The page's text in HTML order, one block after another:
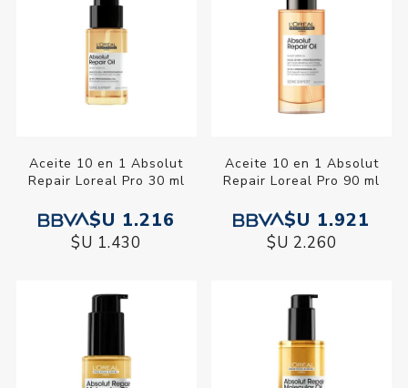
Aceite 10 en 1 Absolut
Repair Loreal Pro 30 ml
$U 1.216
$U 1.430
Aceite 10 en 1 Absolut
Repair Loreal Pro 90 ml
$U 1.921
$U 2.260